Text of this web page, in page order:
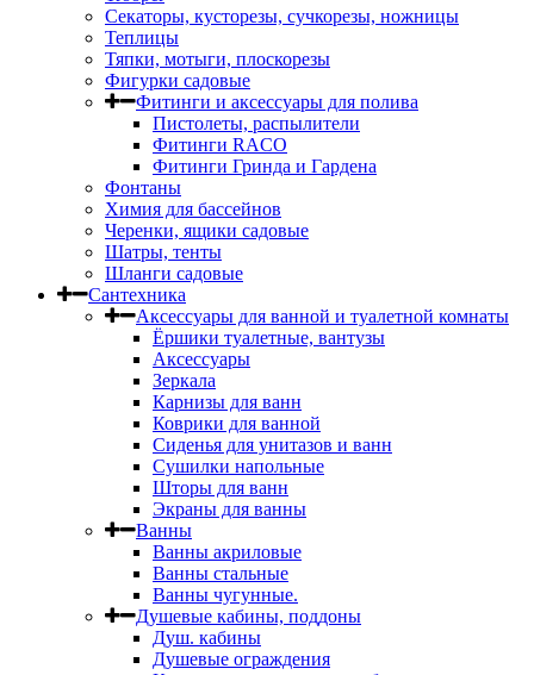
Секаторы, кусторезы, сучкорезы, ножницы
Теплицы
Тяпки, мотыги, плоскорезы
Фигурки садовые
Фитинги и аксессуары для полива
Пистолеты, распылители
Фитинги RACO
Фитинги Гринда и Гардена
Фонтаны
Химия для бассейнов
Черенки, ящики садовые
Шатры, тенты
Шланги садовые
Сантехника
Аксессуары для ванной и туалетной комнаты
Ёршики туалетные, вантузы
Аксессуары
Зеркала
Карнизы для ванн
Коврики для ванной
Сиденья для унитазов и ванн
Сушилки напольные
Шторы для ванн
Экраны для ванны
Ванны
Ванны акриловые
Ванны стальные
Ванны чугунные.
Душевые кабины, поддоны
Душ. кабины
Душевые ограждения